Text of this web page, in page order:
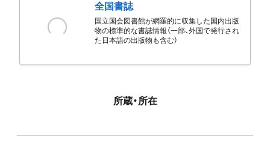
全国書誌
国立国会図書館が網羅的に収集した国内出版
物の標準的な書誌情報（一部、外国で発行され
た日本語の出版物も含む）
所蔵・所在